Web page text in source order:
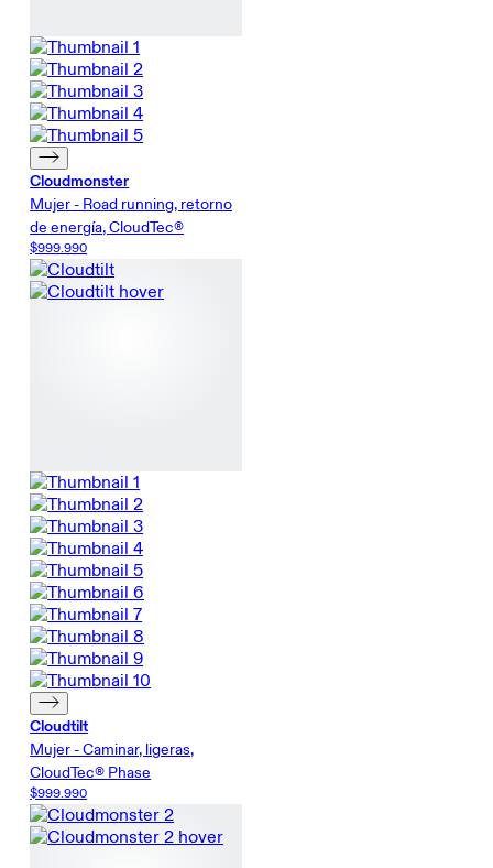
Cloudmonster
Mujer - Road running, retorno
de energía, CloudTec®
$999.990
Cloudtilt
Mujer - Caminar, ligeras,
CloudTec® Phase
$999.990